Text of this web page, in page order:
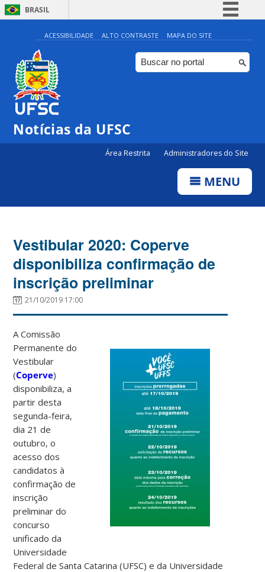
BRASIL
Simplifique!
Comunica BR
Participe
ACESSIBILIDADE ALTO CONTRASTE MAPA DO SITE
Notícias da UFSC
Área Restrita Administradores do Site
MENU
Vestibular 2020: Coperve
disponibiliza confirmação de
inscrição preliminar
21/10/2019 17:00
A Comissão
Permanente do
Vestibular
(Coperve)
disponibiliza, a
partir desta
segunda-feira,
dia 21 de
outubro, o
acesso dos
candidatos à
confirmação de
inscrição
preliminar do
concurso
unificado da
Universidade
Federal de Santa Catarina (UFSC) e da Universidade